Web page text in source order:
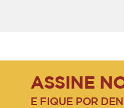
ASSINE
E FIQUE POR